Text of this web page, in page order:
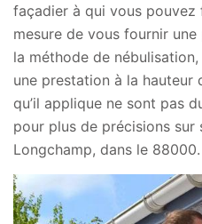
façadier à qui vous pouvez
mesure de vous fournir
la méthode de
une prestation à la hauteur
qu’il applique ne sont pas
pour plus de précisions sur
Longchamp, dans le 88000.